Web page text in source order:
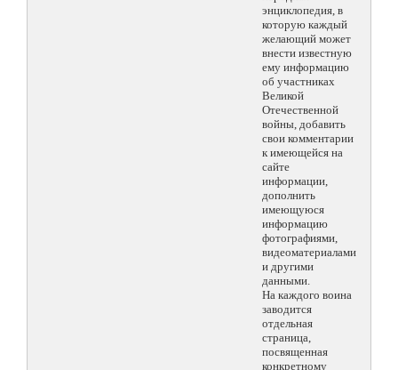
энциклопедия, в
которую каждый
желающий может
внести известную
ему информацию
об участниках
Великой
Отечественной
войны, добавить
свои комментарии
к имеющейся на
сайте
информации,
дополнить
имеющуюся
информацию
фотографиями,
видеоматериалами
и другими
данными.
На каждого воина
заводится
отдельная
страница,
посвященная
конкретному